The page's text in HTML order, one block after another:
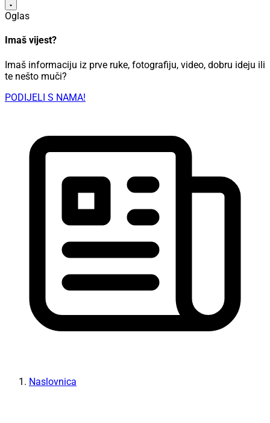
Oglas
Imaš vijest?
Imaš informaciju iz prve ruke, fotografiju, video, dobru ideju ili
te nešto muči?
PODIJELI S NAMA!
Naslovnica